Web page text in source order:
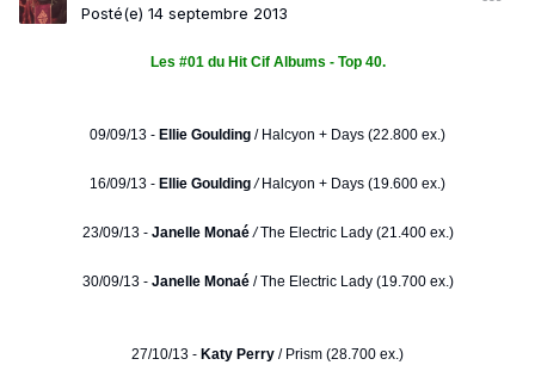
Posté(e) 14 septembre 2013
Les #01 du Hit Cif Albums - Top 40.
09/09/13 - Ellie Goulding / Halcyon + Days (22.800 ex.)
16/09/13 - Ellie Goulding /Halcyon + Days (19.600 ex.)
23/09/13 - Janelle Monaé /The Electric Lady (21.400 ex.)
30/09/13 - Janelle Monaé/ The Electric Lady (19.700 ex.)
27/10/13 - Katy Perry / Prism (28.700 ex.)